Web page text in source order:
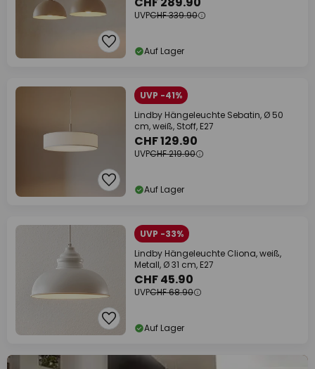
UVPCHF 339.90
Auf Lager
UVP -41%
Lindby Hängeleuchte Sebatin, Ø 50
cm, weiß, Stoff, E27
CHF 129.90
UVPCHF 219.90
Auf Lager
UVP -33%
Lindby Hängeleuchte Cliona, weiß,
Metall, Ø 31 cm, E27
CHF 45.90
UVPCHF 68.90
Auf Lager